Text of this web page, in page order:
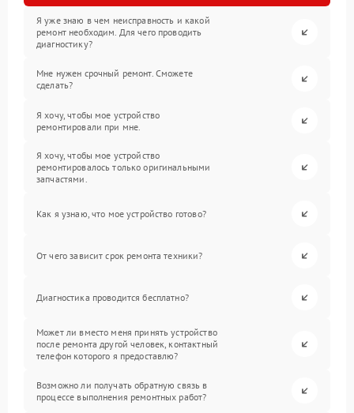
Я уже знаю в чем неисправность и какой
ремонт необходим. Для чего проводить
диагностику?
Мне нужен срочный ремонт. Сможете
сделать?
Я хочу, чтобы мое устройство
ремонтировали при мне.
Я хочу, чтобы мое устройство
ремонтировалось только оригинальными
запчастями.
Как я узнаю, что мое устройство готово?
От чего зависит срок ремонта техники?
Диагностика проводится бесплатно?
Может ли вместо меня принять устройство
после ремонта другой человек, контактный
телефон которого я предоставлю?
Возможно ли получать обратную связь в
процессе выполнения ремонтных работ?